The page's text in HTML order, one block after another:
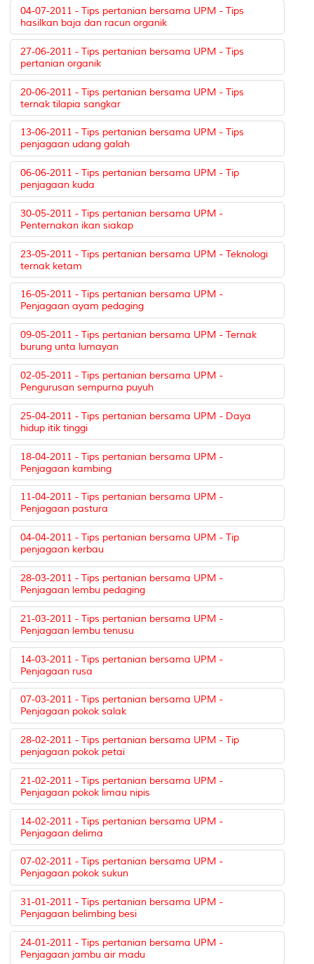
04-07-2011 - Tips pertanian bersama UPM - Tips
hasilkan baja dan racun organik
27-06-2011 - Tips pertanian bersama UPM - Tips
pertanian organik
20-06-2011 - Tips pertanian bersama UPM - Tips
ternak tilapia sangkar
13-06-2011 - Tips pertanian bersama UPM - Tips
penjagaan udang galah
06-06-2011 - Tips pertanian bersama UPM - Tip
penjagaan kuda
30-05-2011 - Tips pertanian bersama UPM -
Penternakan ikan siakap
23-05-2011 - Tips pertanian bersama UPM - Teknologi
ternak ketam
16-05-2011 - Tips pertanian bersama UPM -
Penjagaan ayam pedaging
09-05-2011 - Tips pertanian bersama UPM - Ternak
burung unta lumayan
02-05-2011 - Tips pertanian bersama UPM -
Pengurusan sempurna puyuh
25-04-2011 - Tips pertanian bersama UPM - Daya
hidup itik tinggi
18-04-2011 - Tips pertanian bersama UPM -
Penjagaan kambing
11-04-2011 - Tips pertanian bersama UPM -
Penjagaan pastura
04-04-2011 - Tips pertanian bersama UPM - Tip
penjagaan kerbau
28-03-2011 - Tips pertanian bersama UPM -
Penjagaan lembu pedaging
21-03-2011 - Tips pertanian bersama UPM -
Penjagaan lembu tenusu
14-03-2011 - Tips pertanian bersama UPM -
Penjagaan rusa
07-03-2011 - Tips pertanian bersama UPM -
Penjagaan pokok salak
28-02-2011 - Tips pertanian bersama UPM - Tip
penjagaan pokok petai
21-02-2011 - Tips pertanian bersama UPM -
Penjagaan pokok limau nipis
14-02-2011 - Tips pertanian bersama UPM -
Penjagaan delima
07-02-2011 - Tips pertanian bersama UPM -
Penjagaan pokok sukun
31-01-2011 - Tips pertanian bersama UPM -
Penjagaan belimbing besi
24-01-2011 - Tips pertanian bersama UPM -
Penjagaan jambu air madu